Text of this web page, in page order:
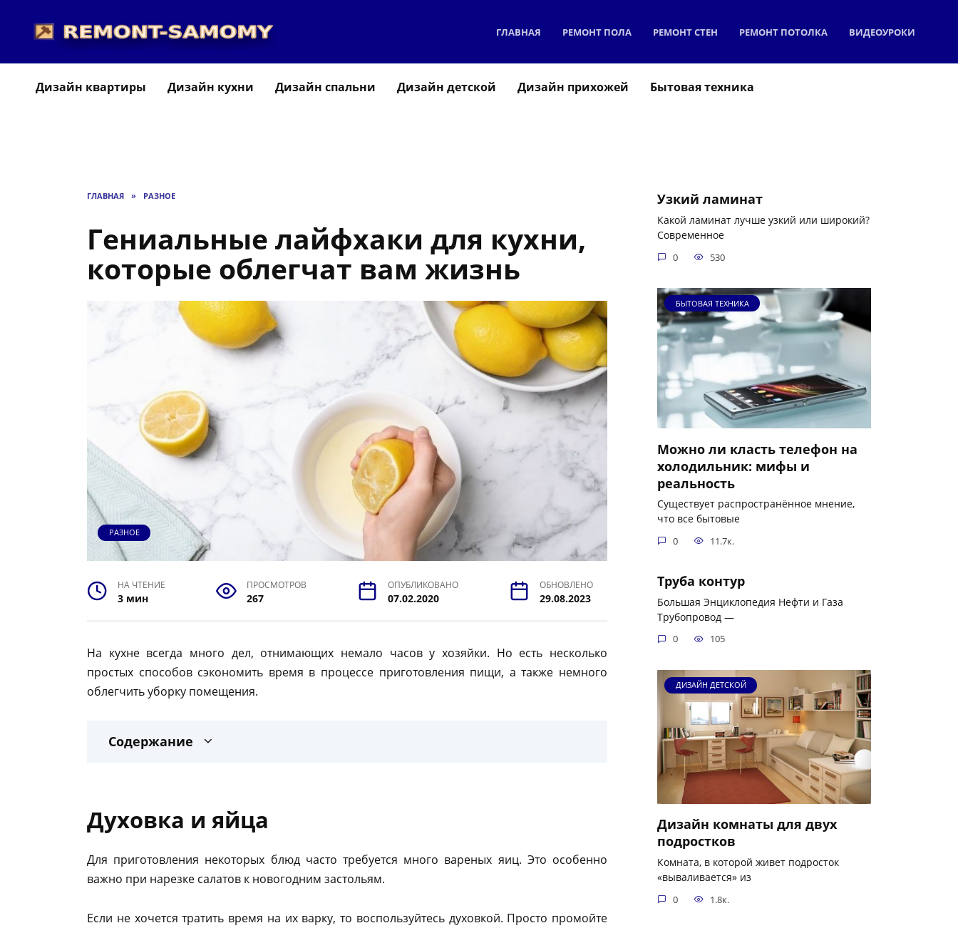
содержанию
ГЛАВНАЯ РЕМОНТ ПОЛА РЕМОНТ СТЕН РЕМОНТ ПОТОЛКА ВИДЕОУРОКИ
Дизайн квартиры Дизайн кухни Дизайн спальни Дизайн детской Дизайн прихожей Бытовая техника
ГЛАВНАЯ » РАЗНОЕ
Гениальные лайфхаки для кухни,
которые облегчат вам жизнь
РАЗНОЕ
НА ЧТЕНИЕ
3 мин
ПРОСМОТРОВ
267
ОПУБЛИКОВАНО
07.02.2020
ОБНОВЛЕНО
29.08.2023
На кухне всегда много дел, отнимающих немало часов у хозяйки. Но есть несколько
простых способов сэкономить время в процессе приготовления пищи, а также немного
облегчить уборку помещения.
Содержание
Духовка и яйца
Для приготовления некоторых блюд часто требуется много вареных яиц. Это особенно
важно при нарезке салатов к новогодним застольям.
Если не хочется тратить время на их варку, то воспользуйтесь духовкой. Просто промойте
Узкий ламинат
Какой ламинат лучше узкий или широкий?
Современное
0 530
БЫТОВАЯ ТЕХНИКА
Можно ли класть телефон на
холодильник: мифы и
реальность
Существует распространённое мнение,
что все бытовые
0 11.7к.
Труба контур
Большая Энциклопедия Нефти и Газа
Трубопровод —
0 105
ДИЗАЙН ДЕТСКОЙ
Дизайн комнаты для двух
подростков
Комната, в которой живет подросток
«вываливается» из
0 1.8к.